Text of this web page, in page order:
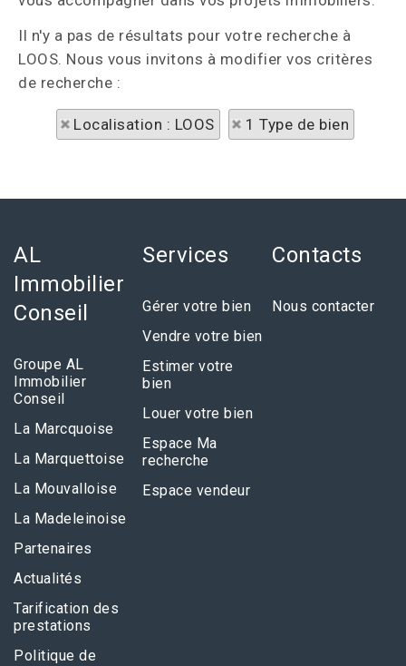
Il n'y a pas de résultats pour votre recherche à
LOOS. Nous vous invitons à modifier vos critères
de recherche :
Localisation : LOOS 1 Type de bien
AL
Immobilier
Conseil
Groupe AL
Immobilier
Conseil
La Marcquoise
La Marquettoise
La Mouvalloise
La Madeleinoise
Partenaires
Actualités
Tarification des
prestations
Politique de
Services
Gérer votre bien
Vendre votre bien
Estimer votre
bien
Louer votre bien
Espace Ma
recherche
Espace vendeur
Contacts
Nous contacter